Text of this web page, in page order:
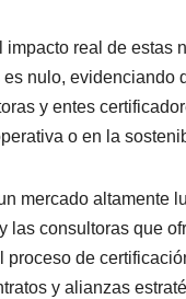
real de estas
nulo, evidenciando
y entes
o en la
mercado altamente
las consultoras que
de
y alianzas